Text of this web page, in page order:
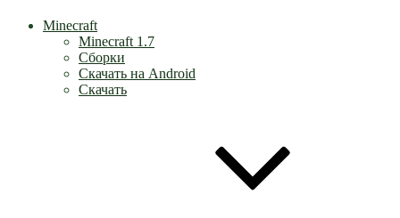
Minecraft
Minecraft 1.7
Сборки
Скачать на Android
Скачать